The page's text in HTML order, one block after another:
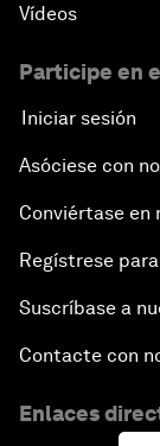
Vídeos
Participe en
Iniciar sesión
Asóciese con
Conviértase en
Regístrese
Suscríbase a
Contacte con
Enlaces